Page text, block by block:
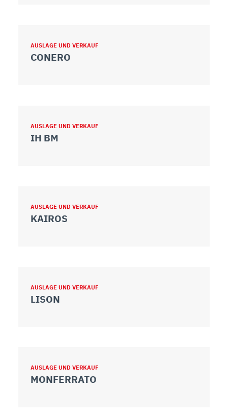
AUSLAGE UND VERKAUF
CONERO
AUSLAGE UND VERKAUF
IH BM
AUSLAGE UND VERKAUF
KAIROS
AUSLAGE UND VERKAUF
LISON
AUSLAGE UND VERKAUF
MONFERRATO